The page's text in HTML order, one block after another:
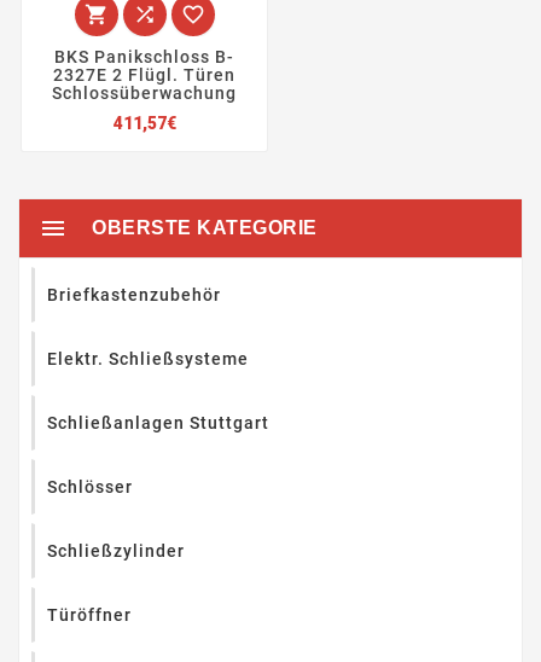
  
BKS Panikschloss B-
2327E 2 Flügl. Türen
Schlossüberwachung
411,57€Preis
OBERSTE KATEGORIE

Briefkastenzubehör
Elektr. Schließsysteme
Schließanlagen Stuttgart
Schlösser
Schließzylinder
Türöffner